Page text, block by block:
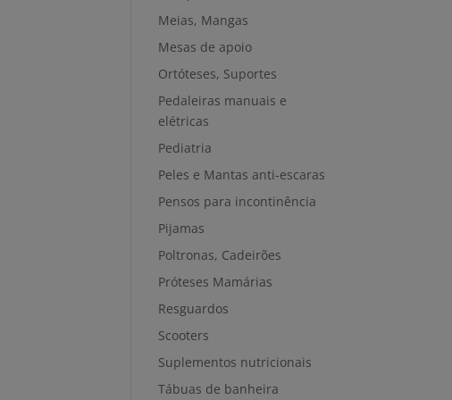
Meias, Mangas
Mesas de apoio
Ortóteses, Suportes
Pedaleiras manuais e
elétricas
Pediatria
Peles e Mantas anti-escaras
Pensos para incontinência
Pijamas
Poltronas, Cadeirões
Próteses Mamárias
Resguardos
Scooters
Suplementos nutricionais
Tábuas de banheira